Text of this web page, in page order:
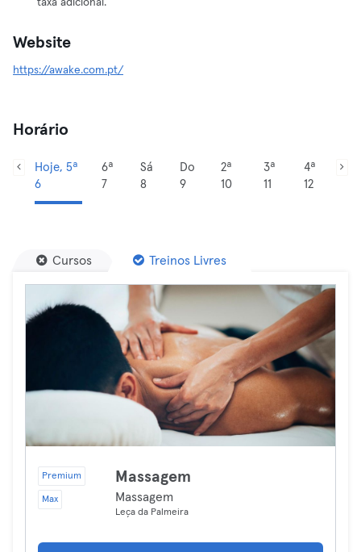
taxa adicional.
Website
https://awake.com.pt/
Horário
Hoje, 5ª
6
6ª
7
Sá
8
Do
9
2ª
10
3ª
11
4ª
12
Cursos Treinos Livres
Premium
Max
Massagem
Massagem
Leça da Palmeira